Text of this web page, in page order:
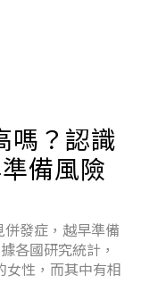
嗎？認識
備風險
發症，越早準備
各國研究統計，
女性，而其中有相